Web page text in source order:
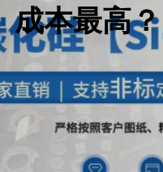
成本最高？